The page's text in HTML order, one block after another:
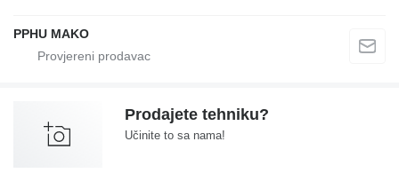
PPHU MAKO
Prodajete tehniku?
Učinite to sa nama!